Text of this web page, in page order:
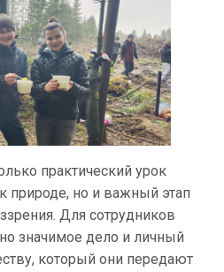
практический урок
природе, но и важный этап
Для сотрудников
значимое дело и личный
который они передают